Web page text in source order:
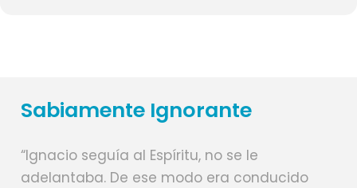
Sabiamente Ignorante
“Ignacio seguía al Espíritu, no se le
adelantaba. De ese modo era conducido